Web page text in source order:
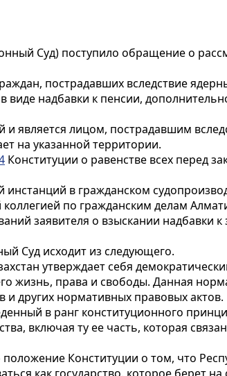
Суд) поступило обращение о
пострадавших вследствие
надбавки к пенсии,
является лицом, пострадавшим
на указанной территории.
Конституции о равенстве всех перед
в гражданском
по гражданским делам
заявителя о взыскании надбавки
Суд исходит из следующего.
утверждает себя
жизнь, права и свободы. Данная
других нормативных правовых актов.
в ранг конституционного
включая ту ее часть, которая
Конституции о том, что